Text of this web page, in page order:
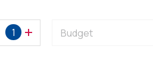
1 Budget